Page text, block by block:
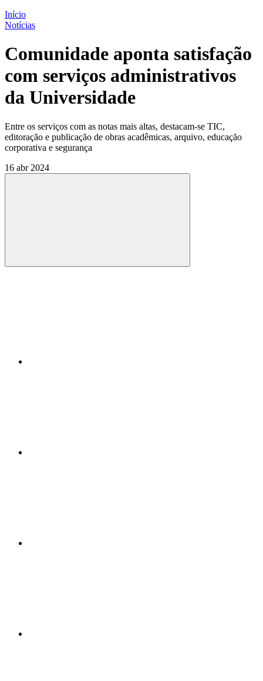
Início
Notícias
Comunidade aponta satisfação
com serviços administrativos
da Universidade
Entre os serviços com as notas mais altas, destacam-se TIC,
editoração e publicação de obras acadêmicas, arquivo, educação
corporativa e segurança
16 abr 2024
Compartilhar